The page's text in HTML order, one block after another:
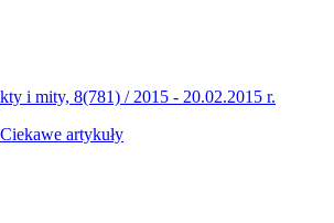
i mity, 8(781) / 2015 - 20.02.2015 r.
Ciekawe artykuły